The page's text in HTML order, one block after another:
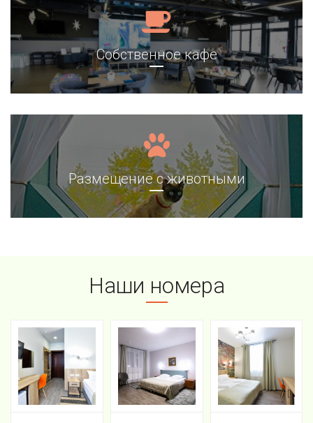
Собственное кафе
Размещение с животными
Наши номера